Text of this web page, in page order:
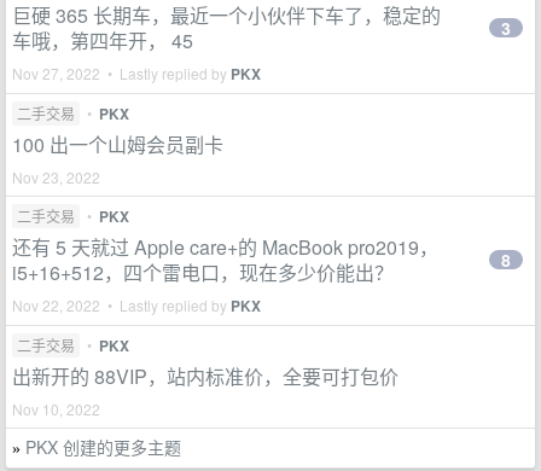
巨硬 365 长期车，最近一个小伙伴下车了，稳定的
车哦，第四年开， 45
Nov 27, 2022 • Lastly replied by PKX
3
二手交易 • PKX
100 出一个山姆会员副卡
Nov 23, 2022
二手交易
• PKX
还有 5 天就过 Apple care+的 MacBook pro2019，
i5+16+512，四个雷电口，现在多少价能出？
Nov 22, 2022 • Lastly replied by PKX
8
二手交易 • PKX
出新开的 88VIP，站内标准价，全要可打包价
Nov 10, 2022
» PKX 创建的更多主题